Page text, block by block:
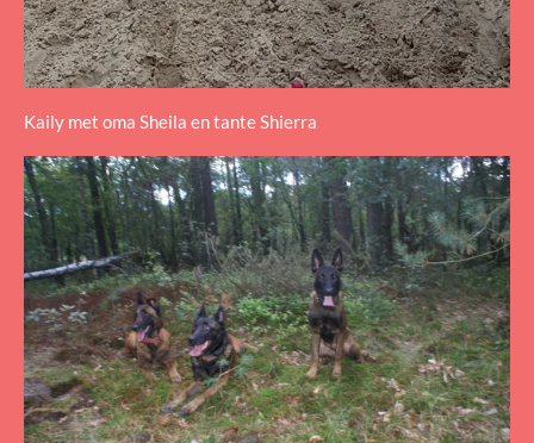
Kaily met oma Sheila en tante Shierra